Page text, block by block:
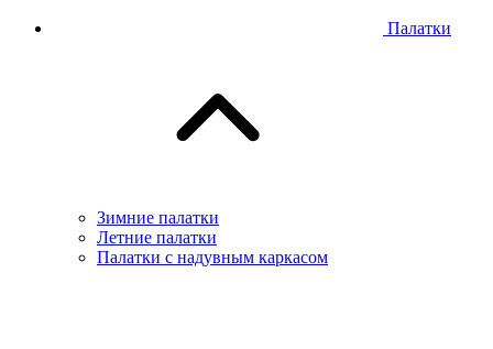
Палатки
Зимние палатки
Летние палатки
Палатки с надувным каркасом